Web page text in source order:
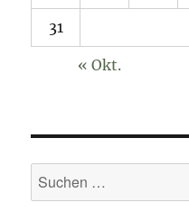
31
« Okt.
Suchen
nach: